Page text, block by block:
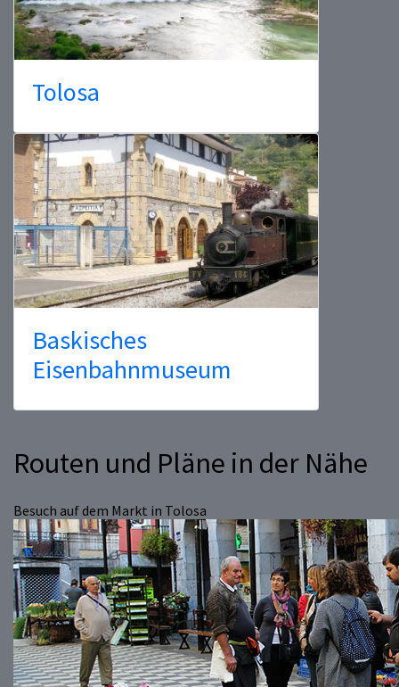
Tolosa
Baskisches
Eisenbahnmuseum
Routen und Pläne in der Nähe
Besuch auf dem Markt in Tolosa